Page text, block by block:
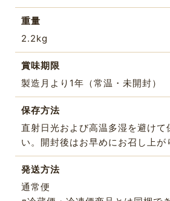
重量
2.2kg
賞味期限
製造月より1年（常温・未開封）
保存方法
直射日光および高温多湿を避けて
い。開封後はお早めにお召し上が
発送方法
通常便